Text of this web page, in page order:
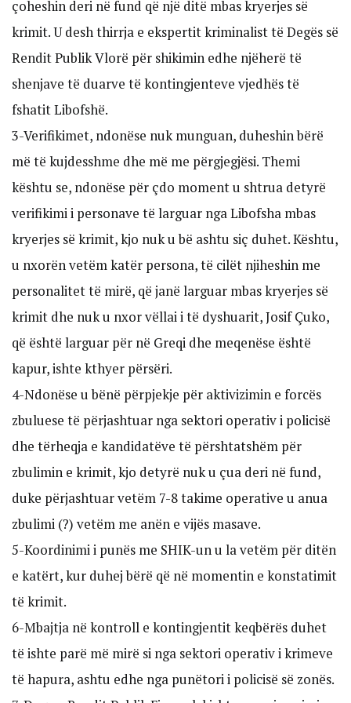
çoheshin deri në fund që një ditë mbas kryerjes së
krimit. U desh thirrja e ekspertit kriminalist të Degës së
Rendit Publik Vlorë për shikimin edhe njëherë të
shenjave të duarve të kontingjenteve vjedhës të
fshatit Libofshë.
3-Verifikimet, ndonëse nuk munguan, duheshin bërë
më të kujdesshme dhe më me përgjegjësi. Themi
kështu se, ndonëse për çdo moment u shtrua detyrë
verifikimi i personave të larguar nga Libofsha mbas
kryerjes së krimit, kjo nuk u bë ashtu siç duhet. Kështu,
u nxorën vetëm katër persona, të cilët njiheshin me
personalitet të mirë, që janë larguar mbas kryerjes së
krimit dhe nuk u nxor vëllai i të dyshuarit, Josif Çuko,
që është larguar për në Greqi dhe meqenëse është
kapur, ishte kthyer përsëri.
4-Ndonëse u bënë përpjekje për aktivizimin e forcës
zbuluese të përjashtuar nga sektori operativ i policisë
dhe tërheqja e kandidatëve të përshtatshëm për
zbulimin e krimit, kjo detyrë nuk u çua deri në fund,
duke përjashtuar vetëm 7-8 takime operative u anua
zbulimi (?) vetëm me anën e vijës masave.
5-Koordinimi i punës me SHIK-un u la vetëm për ditën
e katërt, kur duhej bërë që në momentin e konstatimit
të krimit.
6-Mbajtja në kontroll e kontingjentit keqbërës duhet
të ishte parë më mirë si nga sektori operativ i krimeve
të hapura, ashtu edhe nga punëtori i policisë së zonës.